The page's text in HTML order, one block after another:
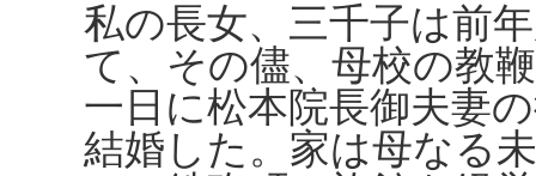
私の長女、三千子は前
て、その儘、母校の教
一日に松本院長御夫妻
結婚した。家は母なる